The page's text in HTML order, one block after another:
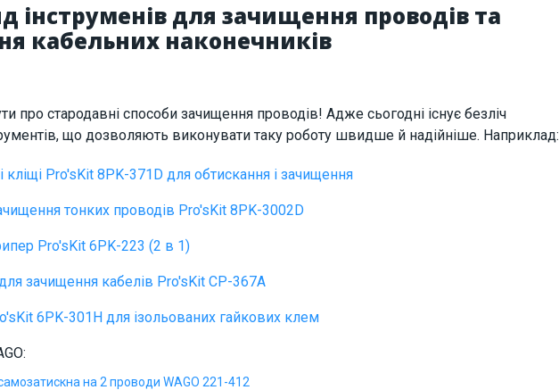
інструменів для зачищення проводів та
кабельних наконечників
про стародавні способи зачищення проводів! Адже сьогодні існує безліч
що дозволяють виконувати таку роботу швидше й надійніше. Наприклад:
кліщі Pro'sKit 8PK-371D для обтискання і зачищення
тонких проводів Pro'sKit 8PK-3002D
Pro'sKit 6PK-223 (2 в 1)
зачищення кабелів Pro'sKit CP-367A
6PK-301H для ізольованих гайкових клем
на 2 проводи WAGO 221-412